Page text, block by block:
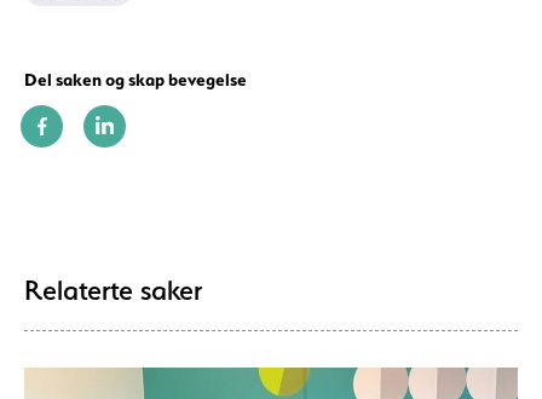
Del saken og skap bevegelse
Relaterte saker